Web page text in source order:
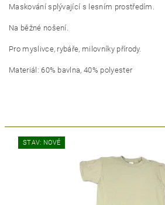
Maskování splývající s lesním prostředím.
Na běžné nošení.
Pro myslivce, rybáře, milovníky přírody.
Materiál: 60% bavlna, 40% polyester
STAV: NOVÉ